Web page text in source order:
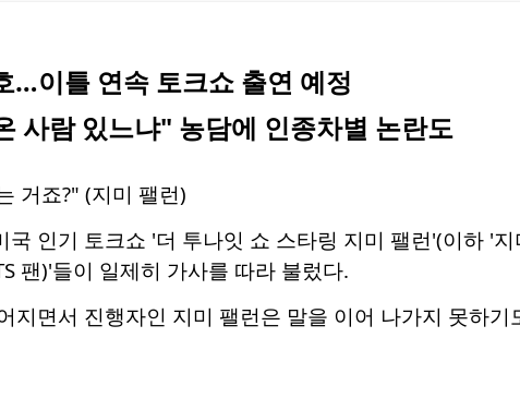
…이틀 연속 토크쇼 출연 예정
사람 있느냐" 농담에 인종차별 논란도
거죠?" (지미 팰런)
국 인기 토크쇼 '더 투나잇 쇼 스타링 지미 팰런'(이하 '
팬)'들이 일제히 가사를 따라 불렀다.
지면서 진행자인 지미 팰런은 말을 이어 나가지 못하기